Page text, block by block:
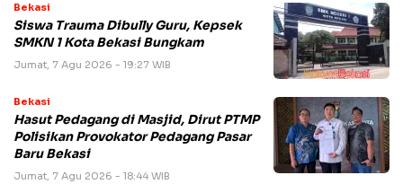
Bekasi
Siswa Trauma Dibully Guru, Kepsek
SMKN 1 Kota Bekasi Bungkam
Jumat, 7 Agu 2026 - 19:27 WIB
Bekasi
Hasut Pedagang di Masjid, Dirut PTMP
Polisikan Provokator Pedagang Pasar
Baru Bekasi
Jumat, 7 Agu 2026 - 18:44 WIB